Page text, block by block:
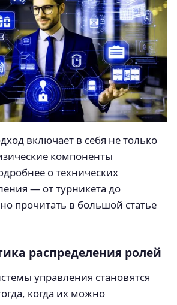
включает в себя не только
компоненты
о технических
— от турникета до
прочитать в большой статье
распределения ролей
управления становятся
когда их можно